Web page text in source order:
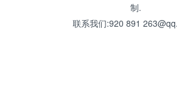
制.
联系我们:920 891